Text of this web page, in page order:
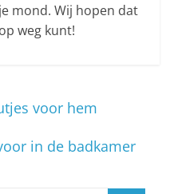
mond. Wij hopen dat
weg kunt!
voor hem
in de badkamer